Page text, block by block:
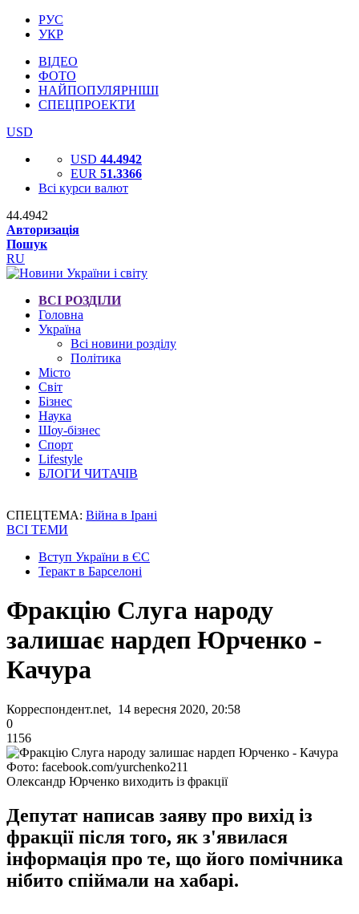
РУС
УКР
ВІДЕО
ФОТО
НАЙПОПУЛЯРНІШІ
СПЕЦПРОЕКТИ
USD
USD 44.4942
EUR 51.3366
Всі курси валют
44.4942
Авторизація
Пошук
RU
ВСІ РОЗДІЛИ
Головна
Україна
Всі новини розділу
Політика
Місто
Світ
Бізнес
Наука
Шоу-бізнес
Спорт
Lifestyle
БЛОГИ ЧИТАЧІВ
СПЕЦТЕМА: Війна в Ірані
ВСІ ТЕМИ
Вступ України в ЄС
Теракт в Барселоні
Фракцію Слуга народу
залишає нардеп Юрченко -
Качура
Корреспондент.net, 14 вересня 2020, 20:58
0
1156
Фото: facebook.com/yurchenko211
Олександр Юрченко виходить із фракції
Депутат написав заяву про вихід із
фракції після того, як з'явилася
інформація про те, що його помічника
нібито спіймали на хабарі.